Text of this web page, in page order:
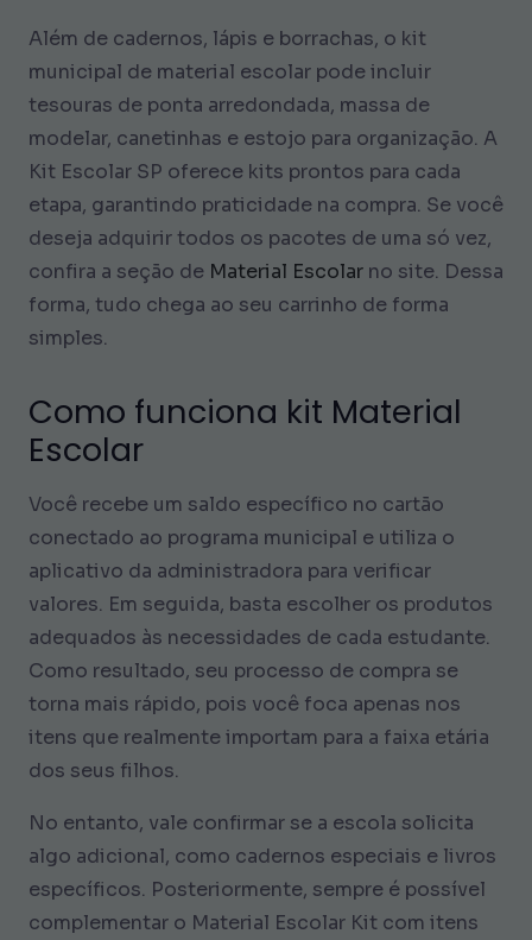
Além de cadernos, lápis e borrachas, o kit
municipal de material escolar pode incluir
tesouras de ponta arredondada, massa de
modelar, canetinhas e estojo para organização. A
Kit Escolar SP oferece kits prontos para cada
etapa, garantindo praticidade na compra. Se você
deseja adquirir todos os pacotes de uma só vez,
confira a seção de Material Escolar no site. Dessa
forma, tudo chega ao seu carrinho de forma
simples.
Como funciona kit Material
Escolar
Você recebe um saldo específico no cartão
conectado ao programa municipal e utiliza o
aplicativo da administradora para verificar
valores. Em seguida, basta escolher os produtos
adequados às necessidades de cada estudante.
Como resultado, seu processo de compra se
torna mais rápido, pois você foca apenas nos
itens que realmente importam para a faixa etária
dos seus filhos.
No entanto, vale confirmar se a escola solicita
algo adicional, como cadernos especiais e livros
específicos. Posteriormente, sempre é possível
complementar o Material Escolar Kit com itens